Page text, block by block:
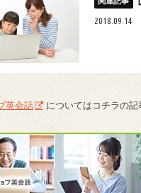
2018.09.14
英会話 についてはコチラの記